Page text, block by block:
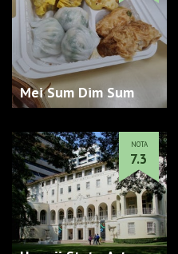
Mei Sum Dim Sum
NOTA
7.3